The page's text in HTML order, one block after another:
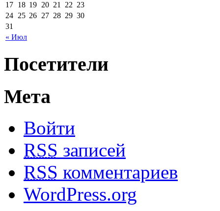
« Июл
17 18 19 20 21 22 23
24 25 26 27 28 29 30
31
Посетители
Мета
Войти
RSS записей
RSS комментариев
WordPress.org